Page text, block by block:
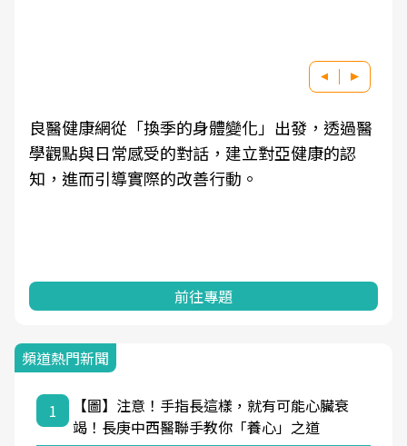
良醫健康網從「換季的身體變化」出發，透過醫
學觀點與日常感受的對話，建立對亞健康的認
知，進而引導實際的改善行動。
前往專題
頻道熱門新聞
1
【圖】注意！手指長這樣，就有可能心臟衰
竭！長庚中西醫聯手教你「養心」之道